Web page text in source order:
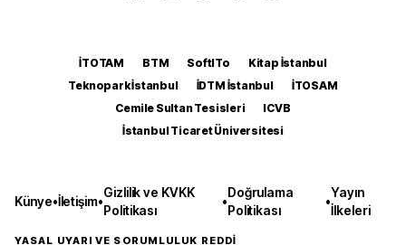
İTOTAM BTM SoftITo
Kitap İstanbul
Teknopark İstanbul
İDTM İstanbul
İTOSAM
Cemile Sultan Tesisleri
ICVB
İstanbul Ticaret Üniversitesi
Künye•İletişim•
Gizlilik ve KVKK
Politikası
•
Doğrulama
Politikası
•
Yayın
İlkeleri
YASAL UYARI VE SORUMLULUK REDDİ